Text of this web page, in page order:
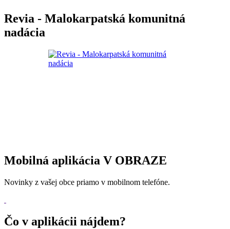
Revia - Malokarpatská komunitná
nadácia
Mobilná aplikácia V OBRAZE
Novinky z vašej obce priamo v mobilnom telefóne.
Čo v aplikácii nájdem?